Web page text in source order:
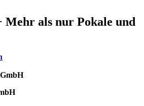
Mehr als nur Pokale und